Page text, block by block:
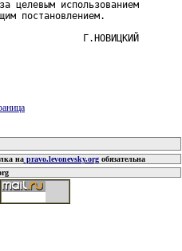
целевым использованием
постановлением.
Г.НОВИЦКИЙ
наpravo.levonevsky.orgобязательна